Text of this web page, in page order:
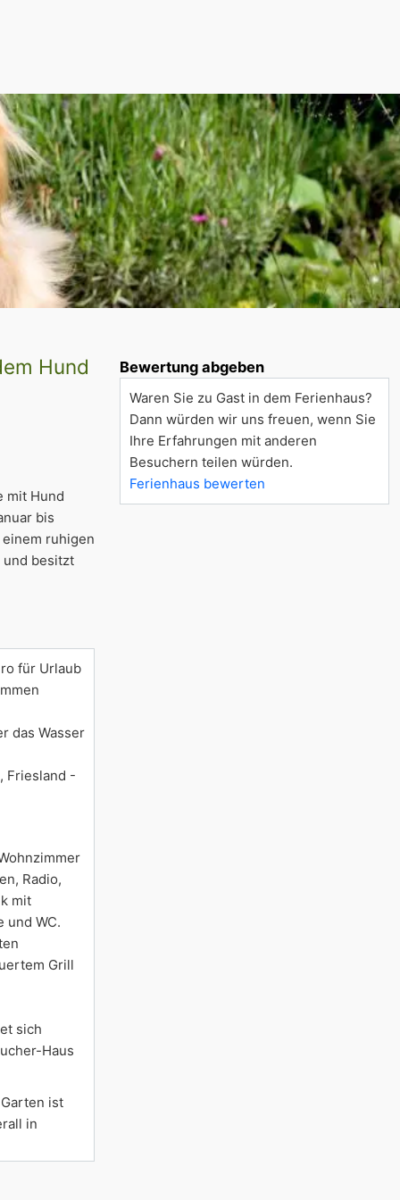
Hund
mit Hund
bis
ruhigen
und besitzt
für Urlaub
das Wasser
Friesland -
Radio,
mit
und WC.
Grill
sich
Haus
ist
in
Bewertung abgeben
Waren Sie zu Gast in dem Ferienhaus?
Dann würden wir uns freuen, wenn Sie
Ihre Erfahrungen mit anderen
Besuchern teilen würden.
Ferienhaus bewerten